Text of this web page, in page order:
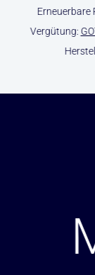
Erneuerbare
Vergütung: